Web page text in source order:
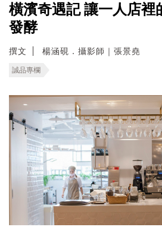
橫濱奇遇記 讓一人店裡
發酵
撰文 楊涵硯．攝影師｜張景堯
誠品專欄